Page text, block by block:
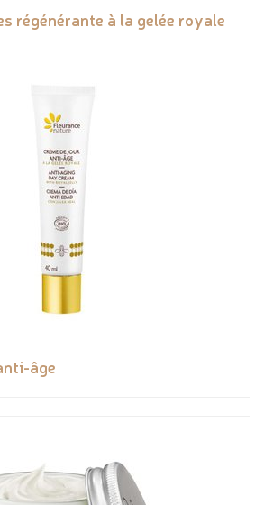
régénérante à la gelée royale
âge